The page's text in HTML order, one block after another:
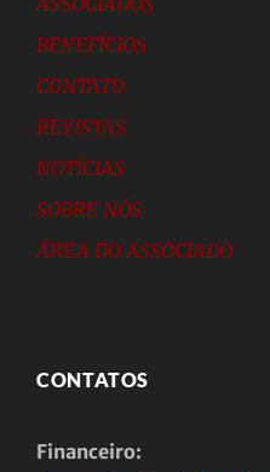
BENEFÍCIOS
CONTATO
REVISTAS
NOTÍCIAS
SOBRE NÓS
ÁREA DO ASSOCIADO
CONTATOS
Financeiro: